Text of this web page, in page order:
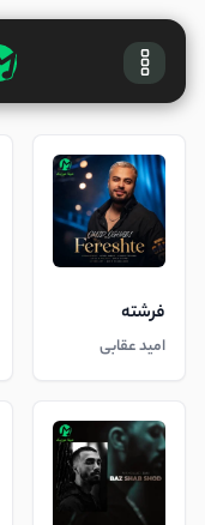
فرشته
امید عقابی